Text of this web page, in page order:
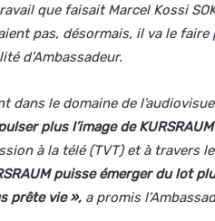
que faisait Marcel Kossi
pas, désormais, il va le
d’Ambassadeur.
dans le domaine de
plus l’image de
à la télé (TVT) et à travers
puisse émerger du lot
prête vie », a promis